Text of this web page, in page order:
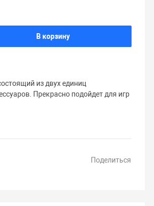
В корзину
из двух единиц
Прекрасно подойдет для игр
Поделиться